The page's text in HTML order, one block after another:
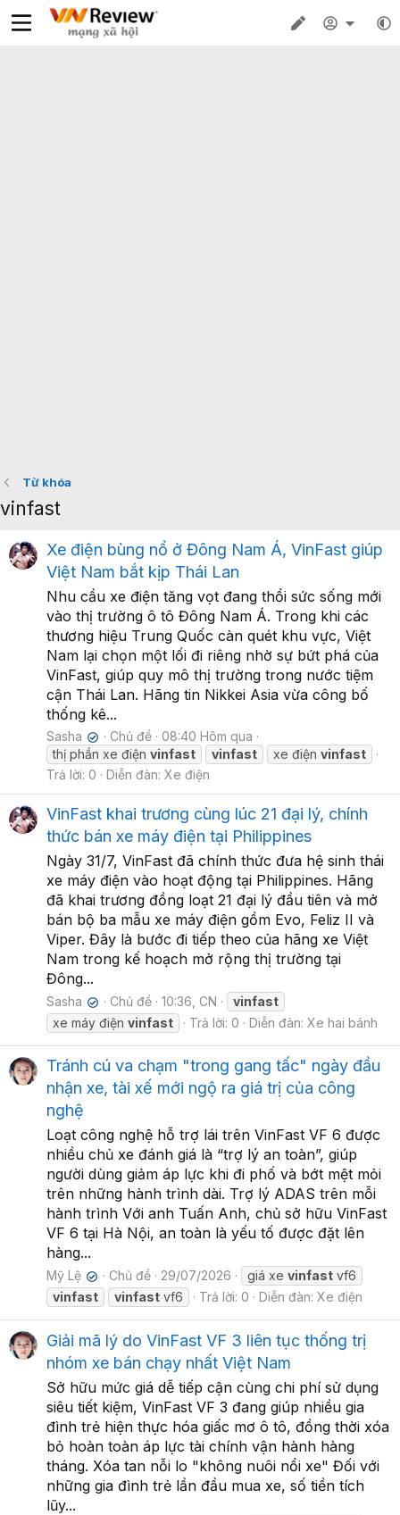
Từ khóa
vinfast
Xe điện bùng nổ ở Đông Nam Á, VinFast giúp
Việt Nam bắt kịp Thái Lan
Nhu cầu xe điện tăng vọt đang thổi sức sống mới
vào thị trường ô tô Đông Nam Á. Trong khi các
thương hiệu Trung Quốc càn quét khu vực, Việt
Nam lại chọn một lối đi riêng nhờ sự bứt phá của
VinFast, giúp quy mô thị trường trong nước tiệm
cận Thái Lan. Hãng tin Nikkei Asia vừa công bố
thống kê...
Sasha ✔ Chủ đề
08:40 Hôm qua
thị phần xe điện vinfast vinfast xe điện vinfast
Trả lời: 0
Diễn đàn: Xe điện
VinFast khai trương cùng lúc 21 đại lý, chính
thức bán xe máy điện tại Philippines
Ngày 31/7, VinFast đã chính thức đưa hệ sinh thái
xe máy điện vào hoạt động tại Philippines. Hãng
đã khai trương đồng loạt 21 đại lý đầu tiên và mở
bán bộ ba mẫu xe máy điện gồm Evo, Feliz II và
Viper. Đây là bước đi tiếp theo của hãng xe Việt
Nam trong kế hoạch mở rộng thị trường tại
Đông...
Sasha ✔ Chủ đề 10:36, CN
vinfast
xe máy điện vinfast Trả lời: 0 Diễn đàn: Xe hai bánh
Tránh cú va chạm "trong gang tấc" ngày đầu
nhận xe, tài xế mới ngộ ra giá trị của công
nghệ
Loạt công nghệ hỗ trợ lái trên VinFast VF 6 được
nhiều chủ xe đánh giá là “trợ lý an toàn”, giúp
người dùng giảm áp lực khi đi phố và bớt mệt mỏi
trên những hành trình dài. Trợ lý ADAS trên mỗi
hành trình Với anh Tuấn Anh, chủ sở hữu VinFast
VF 6 tại Hà Nội, an toàn là yếu tố được đặt lên
hàng...
Mỹ Lệ ✔ Chủ đề 29/07/2026 giá xevinfast vf6
vinfast
vinfast vf6 Trả lời: 0 Diễn đàn: Xe điện
Giải mã lý do VinFast VF 3 liên tục thống trị
nhóm xe bán chạy nhất Việt Nam
Sở hữu mức giá dễ tiếp cận cùng chi phí sử dụng
siêu tiết kiệm, VinFast VF 3 đang giúp nhiều gia
đình trẻ hiện thực hóa giấc mơ ô tô, đồng thời xóa
bỏ hoàn toàn áp lực tài chính vận hành hàng
tháng. Xóa tan nỗi lo "không nuôi nổi xe" Đối với
những gia đình trẻ lần đầu mua xe, số tiền tích
lũy...